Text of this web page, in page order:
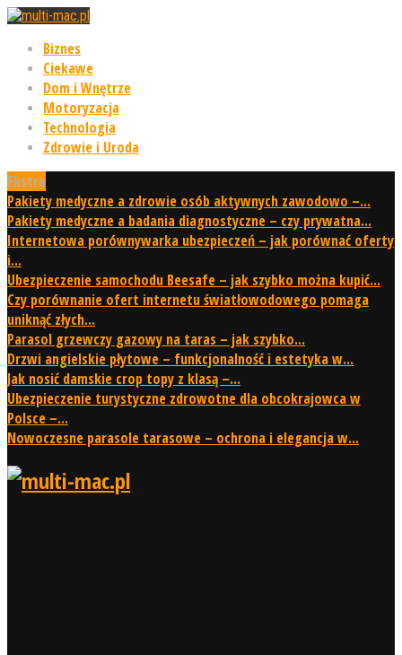
Biznes
Ciekawe
Dom i Wnętrze
Motoryzacja
Technologia
Zdrowie i Uroda
Ekstra
Pakiety medyczne a zdrowie osób aktywnych zawodowo –...
Pakiety medyczne a badania diagnostyczne – czy prywatna...
Internetowa porównywarka ubezpieczeń – jak porównać oferty
i...
Ubezpieczenie samochodu Beesafe – jak szybko można kupić...
Czy porównanie ofert internetu światłowodowego pomaga
uniknąć złych...
Parasol grzewczy gazowy na taras – jak szybko...
Drzwi angielskie płytowe – funkcjonalność i estetyka w...
Jak nosić damskie crop topy z klasą –...
Ubezpieczenie turystyczne zdrowotne dla obcokrajowca w
Polsce –...
Nowoczesne parasole tarasowe – ochrona i elegancja w...